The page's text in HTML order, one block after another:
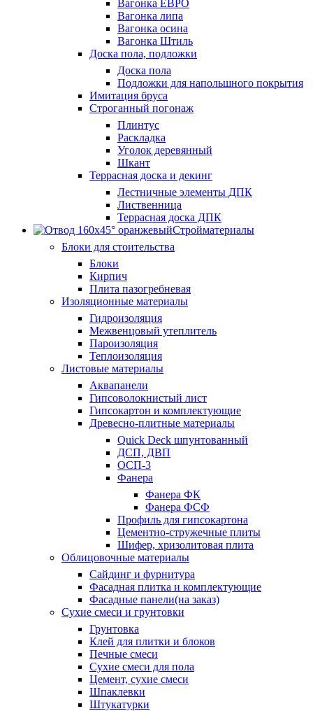
Вагонка ЕВРО
Вагонка липа
Вагонка осина
Вагонка Штиль
Доска пола, подложки
Доска пола
Подложки для напольшного покрытия
Имитация бруса
Строганный погонаж
Плинтус
Раскладка
Уголок деревянный
Шкант
Террасная доска и декинг
Лестничные элементы ДПК
Лиственница
Террасная доска ДПК
Стройматериалы
Блоки для стоительства
Блоки
Кирпич
Плита пазогребневая
Изоляционные материалы
Гидроизоляция
Межвенцовый утеплитель
Пароизоляция
Теплоизоляция
Листовые материалы
Аквапанели
Гипсоволокнистый лист
Гипсокартон и комплектующие
Древесно-плитные материалы
Quick Deck шпунтованный
ДСП, ДВП
ОСП-3
Фанера
Фанера ФК
Фанера ФСФ
Профиль для гипсокартона
Цементно-стружечные плиты
Шифер, хризолитовая плита
Облицовочные материалы
Сайдинг и фурнитура
Фасадная плитка и комплектующие
Фасадные панели(на заказ)
Сухие смеси и грунтовки
Грунтовка
Клей для плитки и блоков
Печные смеси
Сухие смеси для пола
Цемент, сухие смеси
Шпаклевки
Штукатурки